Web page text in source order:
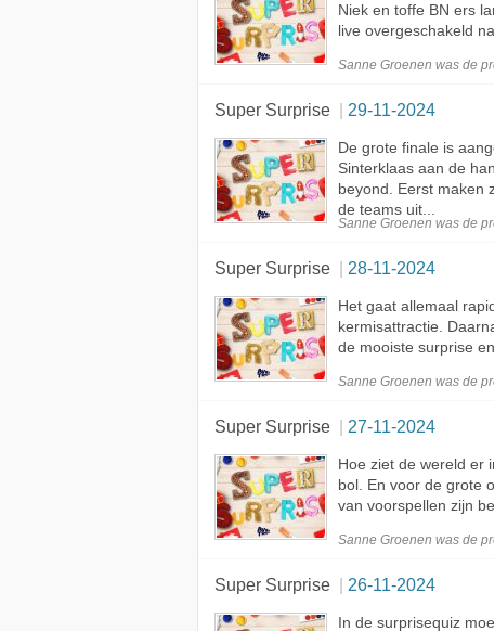
Niek en toffe BN ers
live overgeschakeld
Sanne Groenen was de
Super Surprise 29-11-2024
De grote finale is
Sinterklaas aan de
beyond. Eerst maken
de teams uit...
Sanne Groenen was de
Super Surprise 28-11-2024
Het gaat allemaal
kermisattractie.
de mooiste surprise
Sanne Groenen was de
Super Surprise 27-11-2024
Hoe ziet de wereld er
bol. En voor de grote
van voorspellen zijn
Sanne Groenen was de
Super Surprise 26-11-2024
In de surprisequiz